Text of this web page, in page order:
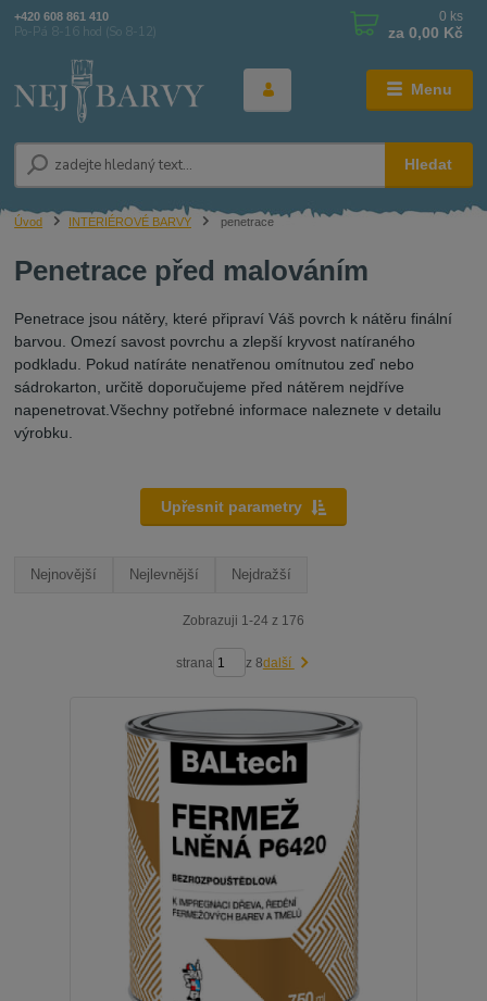
Menu
Hledat
+420 608 861 410
Po-Pá 8-16 hod (So 8-12)
0 ks
za 0,00 Kč
Úvod INTERIÉROVÉ BARVY penetrace
Penetrace před malováním
Penetrace jsou nátěry, které připraví Váš povrch k nátěru finální
barvou. Omezí savost povrchu a zlepší kryvost natíraného
podkladu. Pokud natíráte nenatřenou omítnutou zeď nebo
sádrokarton, určitě doporučujeme před nátěrem nejdříve
napenetrovat.Všechny potřebné informace naleznete v detailu
výrobku.
Upřesnit parametry
Nejnovější Nejlevnější Nejdražší
Zobrazuji 1-24 z 176
strana z 8další